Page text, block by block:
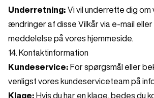
Underretning: Vi vil underrette dig
ændringer af disse Vilkår via e-mail eller
meddelelse på vores hjemmeside.
14. Kontaktinformation
Kundeservice: For spørgsmål eller
venligst vores kundeserviceteam på
Klage: Hvis du har en klage, bedes du